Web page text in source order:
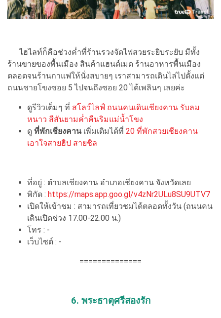
ไฮไลท์ก็คือช่วงค่ำที่ร้านรวงจัดไฟสวยระยิบระยับ มีทั้ง
ร้านขายของพื้นเมือง สินค้าแฮนด์เมด ร้านอาหารพื้นเมือง
ตลอดจนร้านกาแฟให้นั่งสบายๆ เราสามารถเดินไล่ไปตั้งแต่
ถนนชายโขงซอย 5 ไปจนถึงซอย 20 ได้เพลินๆ เลยค่ะ
ดูรีวิวเต็มๆ ที่ สโลว์ไลฟ์ ถนนคนเดินเชียงคาน รับลม
หนาว สีสันยามค่ำคืนริมแม่น้ำโขง
ดู ที่พักเชียงคานเพิ่มเติมได้ที่ 20 ที่พักสวยเชียงคาน
เอาใจสายฮิป สายชิล
ที่อยู่ : ตำบลเชียงคาน อำเภอเชียงคาน จังหวัดเลย
พิกัด : https://maps.app.goo.gl/v4zNr2ULu8SU9UTV7
เปิดให้เข้าชม : สามารถเที่ยวชมได้ตลอดทั้งวัน (ถนนคน
เดินเปิดช่วง 17.00-22.00 น.)
โทร : -
เว็บไซต์ : -
==============
6. พระธาตุศรีสองรัก